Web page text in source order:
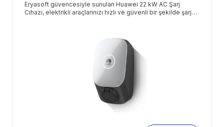
Eryasoft güvencesiyle sunulan Huawei 22 kW AC Şarj
Cihazı, elektrikli araçlarınızı hızlı ve güvenli bir şekilde şarj